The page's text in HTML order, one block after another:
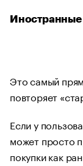
Это самый
повторяет
Если у
может просто
покупки как